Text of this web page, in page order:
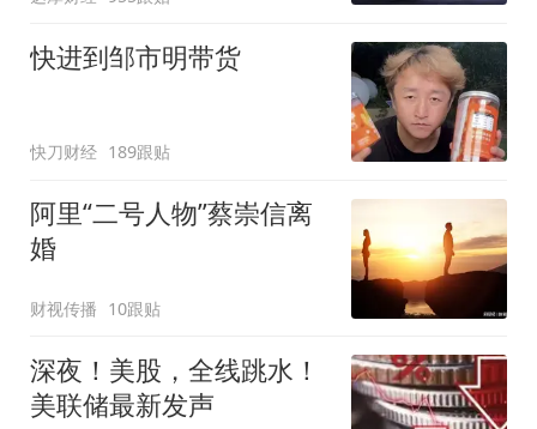
快进到邹市明带货
快刀财经 189跟贴
阿里“二号人物”蔡崇信离
婚
财视传播 10跟贴
深夜！美股，全线跳水！
美联储最新发声